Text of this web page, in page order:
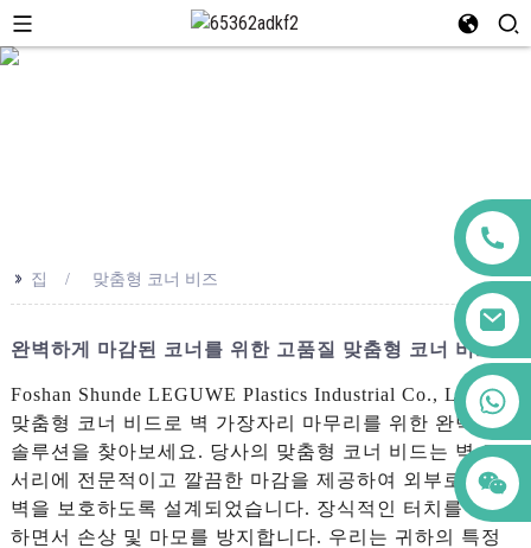
+86 123456789122
>> 집 맞춤형 코너 비즈
완벽하게 마감된 코너를 위한 고품질 맞춤형 코너 비드
Foshan Shunde LEGUWE Plastics Industrial Co., Ltd.의
맞춤형 코너 비드로 벽 가장자리 마무리를 위한 완벽한
솔루션을 찾아보세요. 당사의 맞춤형 코너 비드는 벽 모
서리에 전문적이고 깔끔한 마감을 제공하여 외부로부터
벽을 보호하도록 설계되었습니다. 장식적인 터치를 추가
하면서 손상 및 마모를 방지합니다. 우리는 귀하의 특정